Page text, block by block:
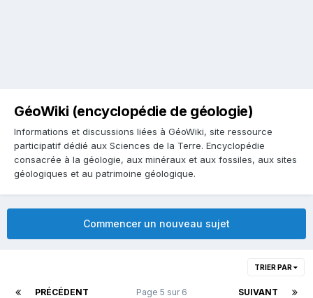
GéoWiki (encyclopédie de géologie)
Informations et discussions liées à GéoWiki, site ressource
participatif dédié aux Sciences de la Terre. Encyclopédie
consacrée à la géologie, aux minéraux et aux fossiles, aux sites
géologiques et au patrimoine géologique.
Commencer un nouveau sujet
TRIER PAR
PRÉCÉDENT SUIVANT
Page 5 sur 6